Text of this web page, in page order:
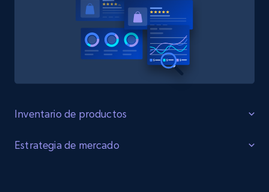
Inventario de productos
Identificar Brechas
Estrategia de mercado